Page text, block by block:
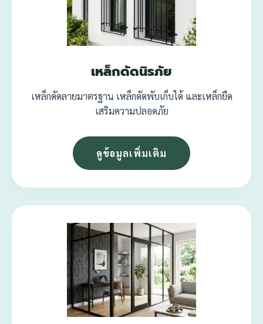
เหล็กดัดนิรภัย
เหล็กดัดลายมาตรฐาน เหล็กดัดพับเก็บได้ และเหล็กยืด
เสริมความปลอดภัย
ดูข้อมูลเพิ่มเติม